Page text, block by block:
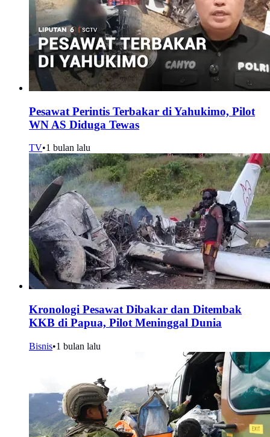
Pesawat Perintis Terbakar di Yahukimo, Pilot
WN AS Diduga Tewas
TV•1 bulan lalu
Kronologi Pesawat Dibakar dan Ditembak
KKB di Papua, Pilot Meninggal Dunia
Bisnis•1 bulan lalu